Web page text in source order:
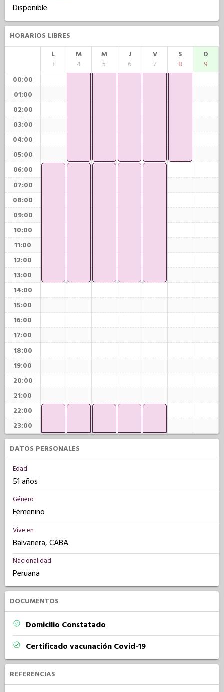
Disponible
HORARIOS LIBRES
L
3
M
4
M
5
J
6
V
7
S
8
D
9
00:00
01:00
02:00
03:00
04:00
05:00
06:00
07:00
08:00
09:00
10:00
11:00
12:00
13:00
14:00
15:00
16:00
17:00
18:00
19:00
20:00
21:00
22:00
23:00
DATOS PERSONALES
Edad
51 años
Género
Femenino
Vive en
Balvanera, CABA
Nacionalidad
Peruana
DOCUMENTOS
Domicilio Constatado
Certificado vacunación Covid-19
REFERENCIAS